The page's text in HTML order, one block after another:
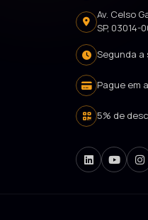
Av. Celso
SP, 03014-
Segunda a
Pague em
5% de